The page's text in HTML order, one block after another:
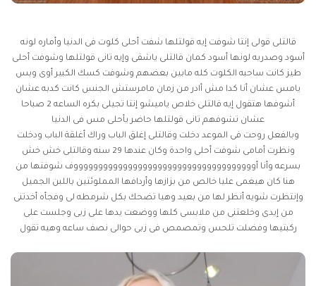
قالتلى قولى إنتا شوفت إيه قولتلها شفت أحلى كلوت فى الدنيا وأماره لونه
أسود وصدريه لونها أسود كمان قالتلى ياشقى وإيه تانى قولتلها وشوفت أحلى
طيز كانت ساحبه الكلوت كله مابين بعضهم وشوفت كسك الكبير أوى وبس
يامس عشان أنا كدا مش أادر من زمان مامرستش الجنس كانت كدبه عشان
أشوفها هتقول إيه قالتلى خلاص ياميشو إنتا تجيلى بكره الساعه 2 صباحا
عشان تشوفهم تانى قولتلها حاضر يأحلى مس فى الدنيا
وبالفعل روحت فى الموعد دخلت وقالتلى إغلق الباب وراك أغلقة الباب ودخلت
ونظرت أمامى شوفت أحلى واحدة وكان عندها 29 سنه وقالتلى خش خش
بسرعه وأنا أوووووووووووووووووووووووووووووووووووووف شوفتها من
هنا كان هيغمى عليا خالص من بزازها وأردافها المملوئتين باللبن الجميل
وإنتظرت شويه أنظر لها من بعيد وهيا تضحك بكل شرمطه لى وفجأه أخدتنى
من إيدى وخلعتنى من ملابسى كلها ووضعت يدها على زبى وجلست على
ركبتيها وفضلت تلحس وتمصمص فى زبى حوالى نصف ساعه وهيه تقول